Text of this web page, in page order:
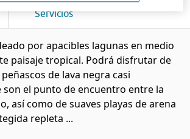
Servicios
por apacibles lagunas en medio
paisaje tropical. Podrá disfrutar de
de lava negra casi
el punto de encuentro entre la
así como de suaves playas de arena
repleta ...